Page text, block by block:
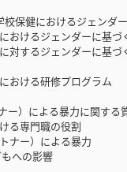
保健におけるジェンダ
るジェンダーに基づ
るジェンダーに基づく
る研修プログラム
）による暴力に関する
専門職の役割
）による暴力
の影響